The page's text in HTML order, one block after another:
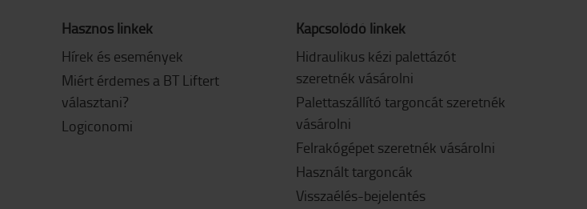
Hasznos linkek
Hírek és események
Miért érdemes a BT Liftert
választani?
Logiconomi
Kapcsolódó linkek
Hidraulikus kézi palettázót
szeretnék vásárolni
Palettaszállító targoncát szeretnék
vásárolni
Felrakógépet szeretnék vásárolni
Használt targoncák
Visszaélés-bejelentés